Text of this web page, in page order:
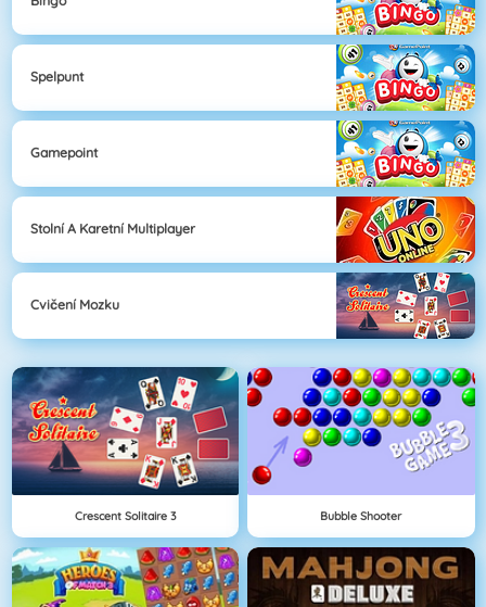
Spelpunt
Gamepoint
Stolní A Karetní Multiplayer
Cvičení Mozku
Crescent Solitaire 3 Bubble Shooter